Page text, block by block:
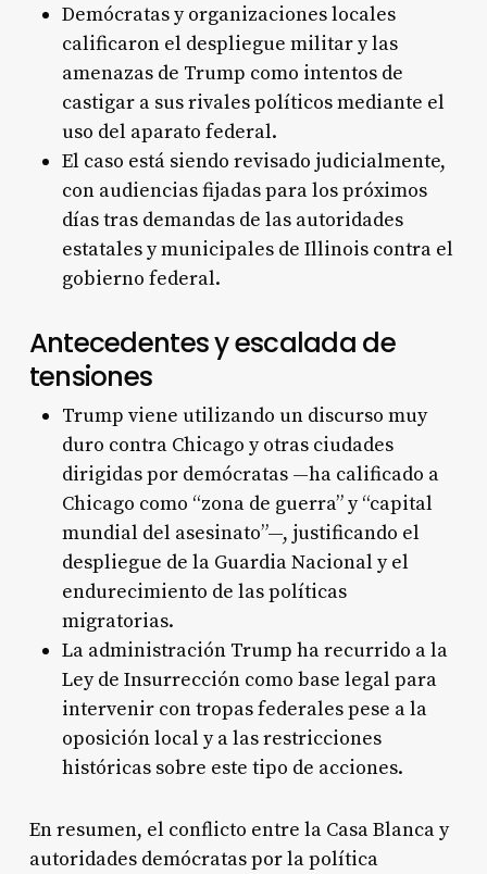
Demócratas y organizaciones locales
calificaron el despliegue militar y las
amenazas de Trump como intentos de
castigar a sus rivales políticos mediante el
uso del aparato federal.
El caso está siendo revisado judicialmente,
con audiencias fijadas para los próximos
días tras demandas de las autoridades
estatales y municipales de Illinois contra el
gobierno federal.
Antecedentes y escalada de
tensiones
Trump viene utilizando un discurso muy
duro contra Chicago y otras ciudades
dirigidas por demócratas —ha calificado a
Chicago como “zona de guerra” y “capital
mundial del asesinato”—, justificando el
despliegue de la Guardia Nacional y el
endurecimiento de las políticas
migratorias.
La administración Trump ha recurrido a la
Ley de Insurrección como base legal para
intervenir con tropas federales pese a la
oposición local y a las restricciones
históricas sobre este tipo de acciones.
En resumen, el conflicto entre la Casa Blanca y
autoridades demócratas por la política